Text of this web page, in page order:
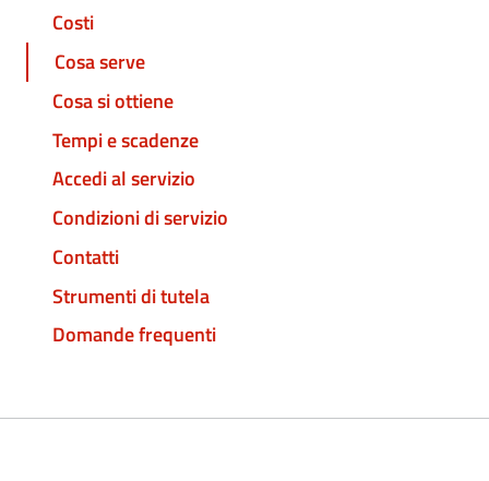
Costi
Cosa serve
Cosa si ottiene
Tempi e scadenze
Accedi al servizio
Condizioni di servizio
Contatti
Strumenti di tutela
Domande frequenti